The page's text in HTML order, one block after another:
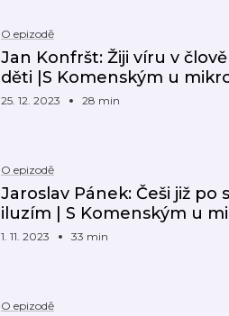
O epizodě
Jan Konfršt: Žiji víru v
děti |S Komenským u
25. 12. 2023 28 min
O epizodě
Jaroslav Pánek: Češi již
iluzím | S Komenským u
1. 11. 2023 33 min
O epizodě